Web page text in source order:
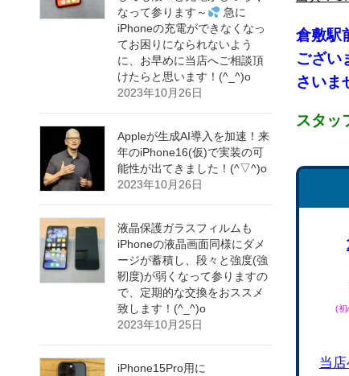
倉敷駅
ござい
さい
スタッ
(初
当
なって参ります～
急に
iPhoneの充電ができなくなっ
てお困りになられないよう
に、お早めに当店へご相談頂
けたらと思います！(^_^)o
2023年10月26日
Appleが生成AI導入を加速！来
年のiPhone16(仮)で実装の可
能性が出てきました！(^▽^)o
2023年10月26日
液晶保護ガラスフィルムも
iPhoneの液晶画面同様にダメ
ージが蓄積し、段々と強度(強
靭度)が弱くなって参りますの
で、定期的な交換をおススメ
致します！(^_^)o
2023年10月25日
iPhone15Pro用に